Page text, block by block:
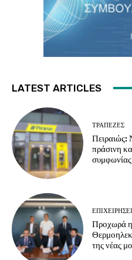
LATEST ARTICLES
ΤΡΆΠΕΖΕΣ
Πειραιώς:
πράσινη
Προχωρά η
της νέας